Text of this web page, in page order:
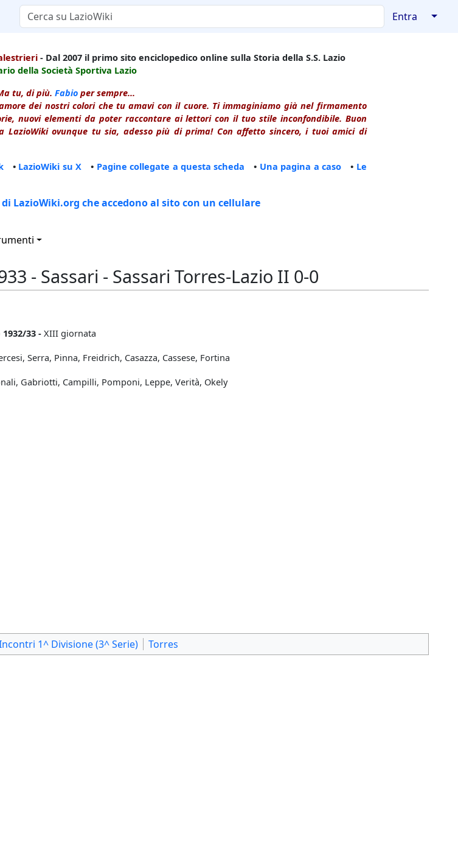
Entra ↓
- Dal 2007 il primo sito enciclopedico online sulla Storia della S.S. Lazio
della Società Sportiva Lazio
tu, di più. Fabio per sempre...
dei nostri colori che tu amavi con il cuore. Ti immaginiamo già nel firmamento
nuovi elementi da poter raccontare ai lettori con il tuo stile inconfondibile. Buon
LazioWiki ovunque tu sia, adesso più di prima! Con affetto sincero, i tuoi amici di
• LazioWiki su X • Pagine collegate a questa scheda • Una pagina a caso • Le
LazioWiki.org che accedono al sito con un cellulare
- Sassari - Sassari Torres-Lazio II 0-0
33 - XIII giornata
Serra, Pinna, Freidrich, Casazza, Cassese, Fortina
Gabriotti, Campilli, Pomponi, Leppe, Verità, Okely
1^ Divisione (3^ Serie) Torres